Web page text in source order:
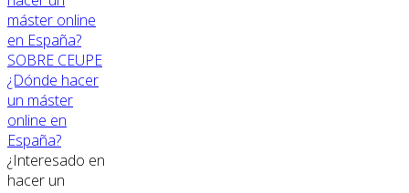
SOBRE CEUPE
¿Dónde hacer
un máster
online en
España?
¿Interesado en
hacer un